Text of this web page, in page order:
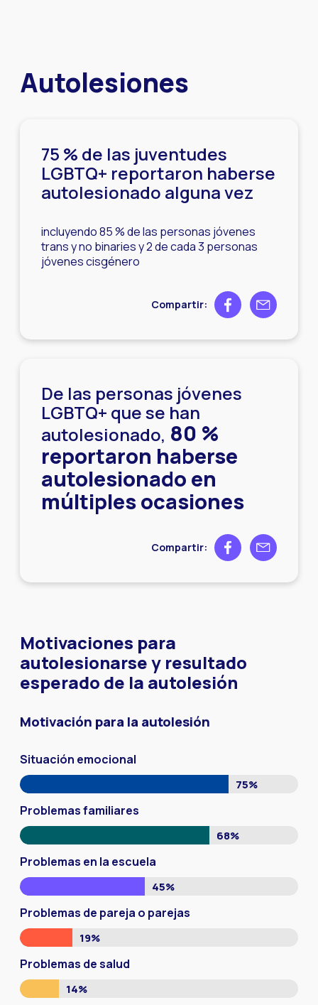
Autolesiones
75 % de las juventudes
LGBTQ+ reportaron haberse
autolesionado alguna vez
incluyendo 85 % de las personas jóvenes
trans y no binaries y 2 de cada 3 personas
jóvenes cisgénero
Compartir: Share on Facebook
Share by
De las personas jóvenes
LGBTQ+ que se han
autolesionado, 80 %
reportaron haberse
autolesionado en
múltiples ocasiones
Compartir: Share on Facebook
Share by
Motivaciones para
autolesionarse y resultado
esperado de la autolesión
Motivación para la autolesión
Situación emocional
75%
Problemas familiares
68%
Problemas en la escuela
45%
Problemas de pareja o parejas
19%
Problemas de salud
14%